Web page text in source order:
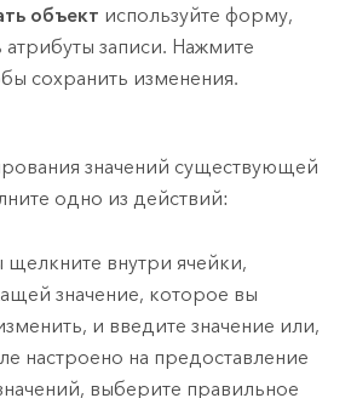
объект используйте форму,
атрибуты записи. Нажмите
сохранить изменения.
значений существующей
одно из действий:
внутри ячейки,
значение, которое вы
и введите значение или,
настроено на предоставление
выберите правильное